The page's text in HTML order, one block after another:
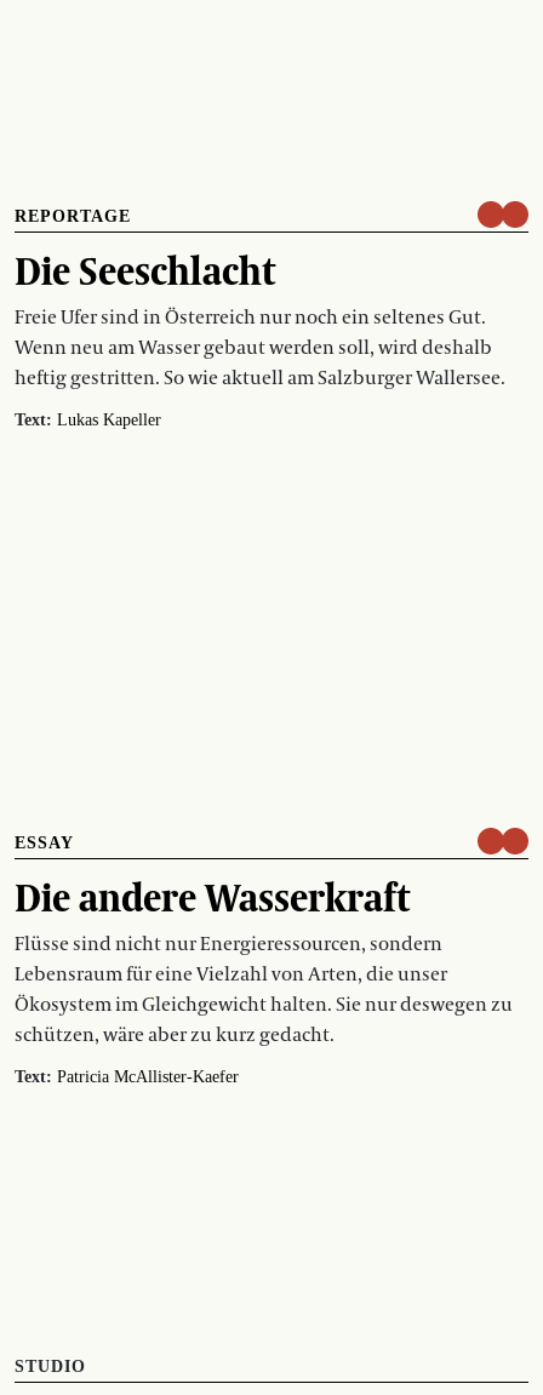
REPORTAGE
Die Seeschlacht
Freie Ufer sind in Österreich nur noch ein seltenes Gut.
Wenn neu am Wasser gebaut werden soll, wird deshalb
heftig gestritten. So wie aktuell am Salzburger Wallersee.
Text: Lukas Kapeller
ESSAY
Die andere Wasserkraft
Flüsse sind nicht nur Energieressourcen, sondern
Lebensraum für eine Vielzahl von Arten, die unser
Ökosystem im Gleichgewicht halten. Sie nur deswegen zu
schützen, wäre aber zu kurz gedacht.
Text: Patricia McAllister-Kaefer
STUDIO